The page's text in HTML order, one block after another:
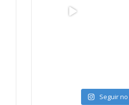
Seguir